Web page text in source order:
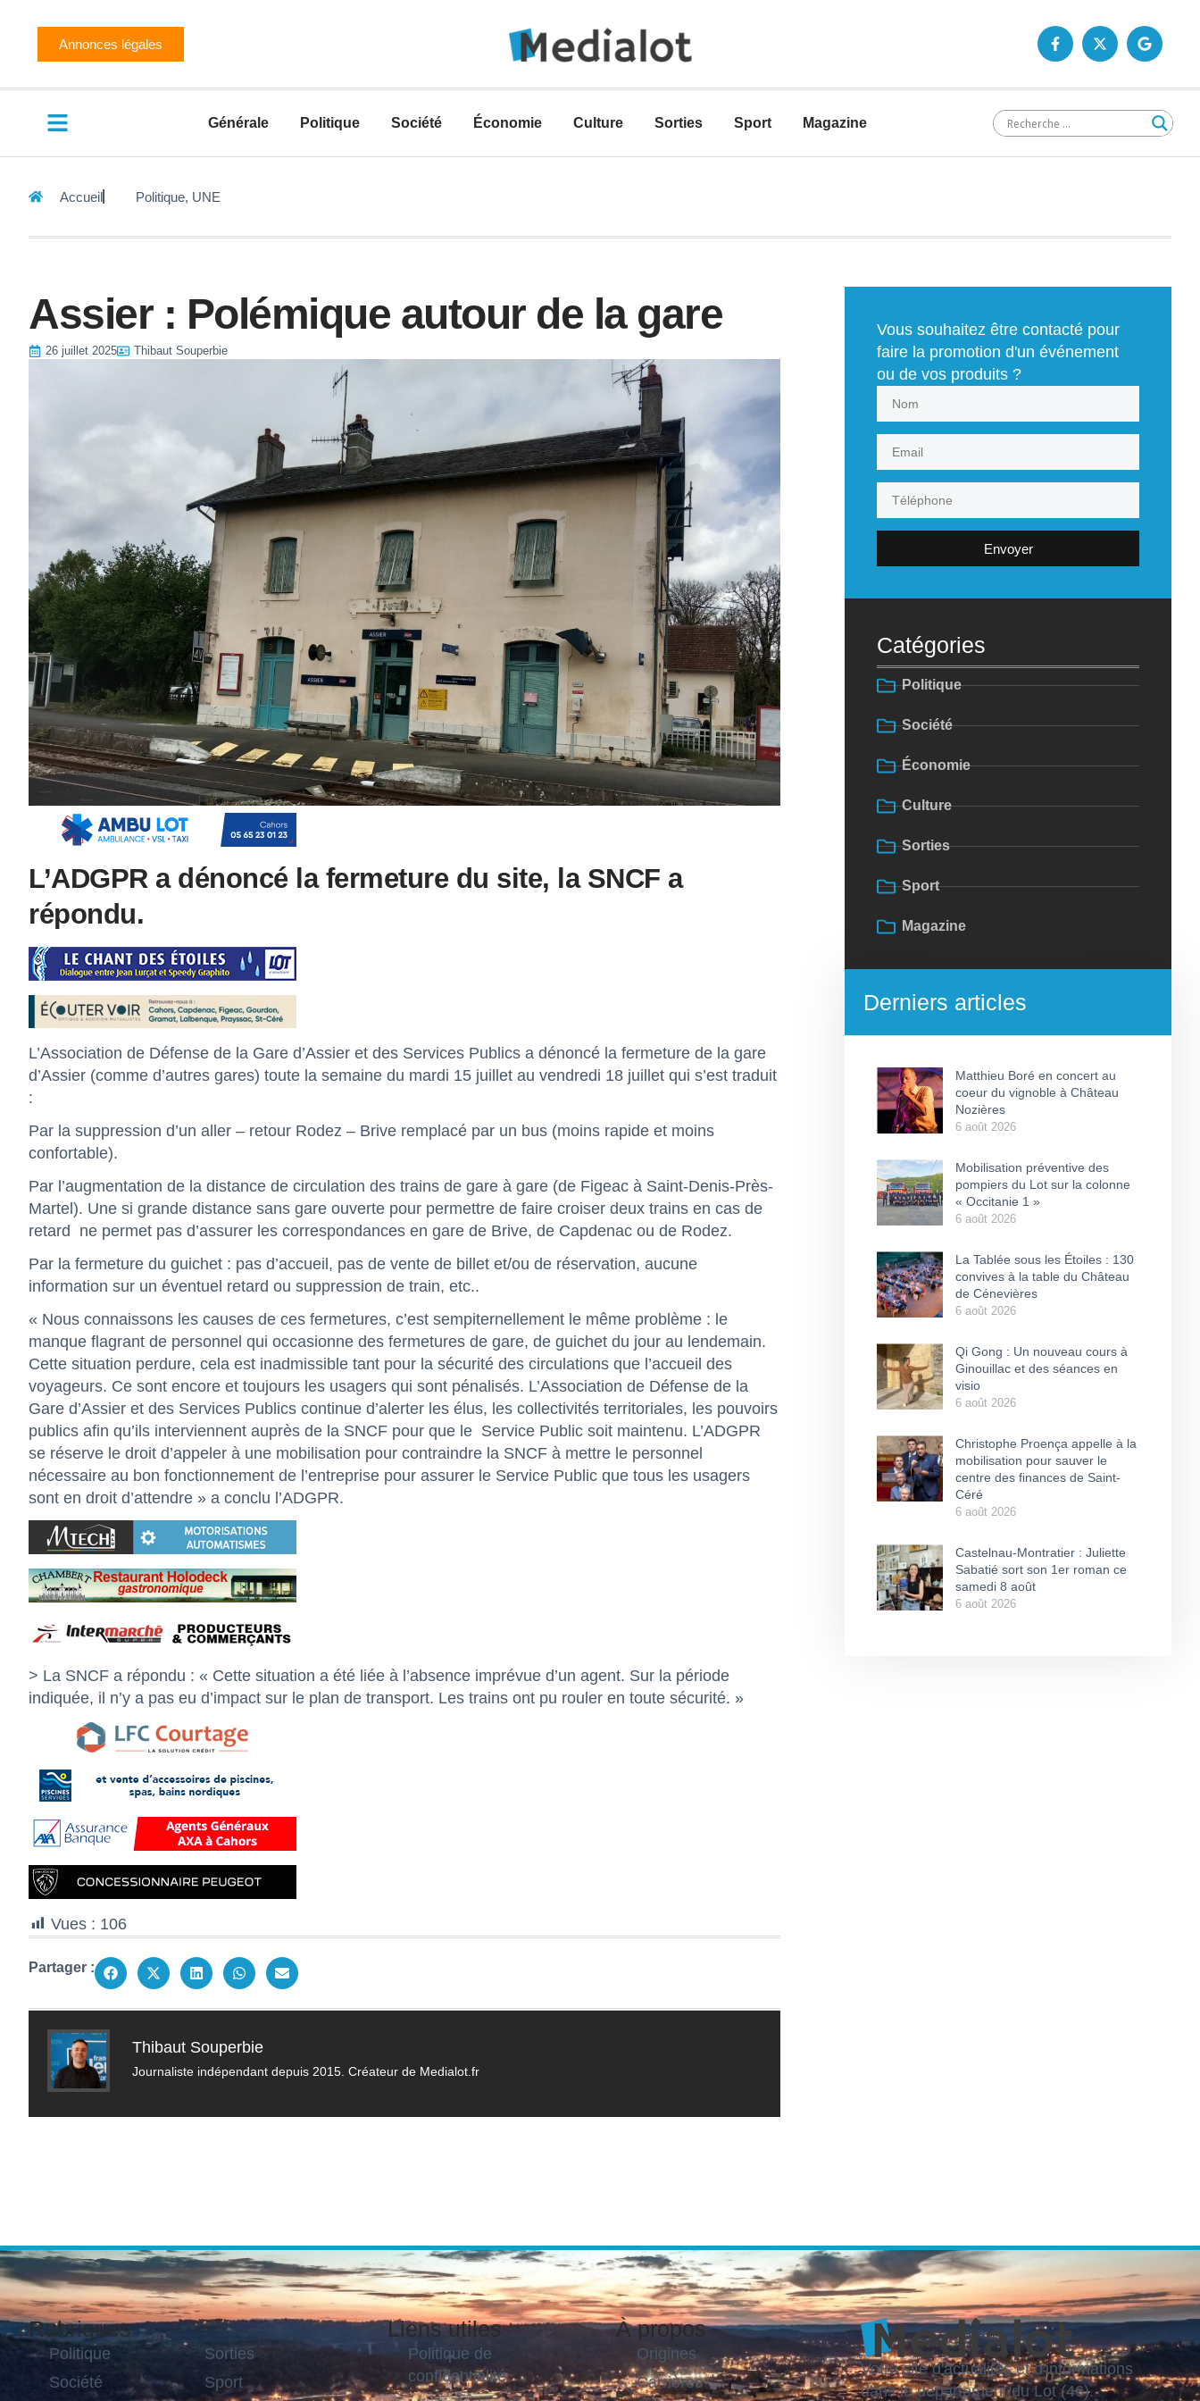
Annonces légales
Générale Politique Société Économie Culture Sorties Sport Magazine
Accueil Politique, UNE
Assier : Polémique autour de la gare
26 juillet 2025 Thibaut Souperbie
L’ADGPR a dénoncé la fermeture du site, la SNCF a
répondu.
L’Association de Défense de la Gare d’Assier et des Services Publics a dénoncé la fermeture de la gare
d’Assier (comme d’autres gares) toute la semaine du mardi 15 juillet au vendredi 18 juillet qui s’est traduit
:
Par la suppression d’un aller – retour Rodez – Brive remplacé par un bus (moins rapide et moins
confortable).
Par l’augmentation de la distance de circulation des trains de gare à gare (de Figeac à Saint-Denis-Près-
Martel). Une si grande distance sans gare ouverte pour permettre de faire croiser deux trains en cas de
retard
ne permet pas d’assurer les correspondances en gare de Brive, de Capdenac ou de Rodez.
Par la fermeture du guichet : pas d’accueil, pas de vente de billet et/ou de réservation, aucune
information sur un éventuel retard ou suppression de train, etc..
« Nous connaissons les causes de ces fermetures, c’est sempiternellement le même problème : le
manque flagrant de personnel qui occasionne des fermetures de gare, de guichet du jour au lendemain.
Cette situation perdure, cela est inadmissible tant pour la sécurité des circulations que l’accueil des
voyageurs. Ce sont encore et toujours les usagers qui sont pénalisés. L’Association de Défense de la
Gare d’Assier et des Services Publics continue d’alerter les élus, les collectivités territoriales, les pouvoirs
publics afin qu’ils interviennent auprès de la SNCF pour que le Service Public soit maintenu. L’ADGPR
se réserve le droit d’appeler à une mobilisation pour contraindre la SNCF à mettre le personnel
nécessaire au bon fonctionnement de l’entreprise pour assurer le Service Public que tous les usagers
sont en droit d’attendre » a conclu l’ADGPR.
> La SNCF a répondu : « Cette situation a été liée à l’absence imprévue d’un agent. Sur la période
indiquée, il n’y a pas eu d’impact sur le plan de transport. Les trains ont pu rouler en toute sécurité. »
Vues : 106
Partager :
Thibaut Souperbie
Journaliste indépendant depuis 2015. Créateur de Medialot.fr
Vous souhaitez être contacté pour
faire la promotion d'un événement
ou de vos produits ?
Envoyer
Catégories
Politique
Société
Économie
Culture
Sorties
Sport
Magazine
Derniers articles
Matthieu Boré en concert au
coeur du vignoble à Château
Nozières
6 août 2026
Mobilisation préventive des
pompiers du Lot sur la colonne
« Occitanie 1 »
6 août 2026
La Tablée sous les Étoiles : 130
convives à la table du Château
de Cénevières
6 août 2026
Qi Gong : Un nouveau cours à
Ginouillac et des séances en
visio
6 août 2026
Christophe Proença appelle à la
mobilisation pour sauver le
centre des finances de Saint-
Céré
6 août 2026
Castelnau-Montratier : Juliette
Sabatié sort son 1er roman ce
samedi 8 août
6 août 2026
Rubriques
Politique
Société
Sorties
Sport
Liens utiles
Politique de
confidentialité
À propos
Origines
Carrières
Votre site d'actualités et d'informations
dans le département du Lot (46).